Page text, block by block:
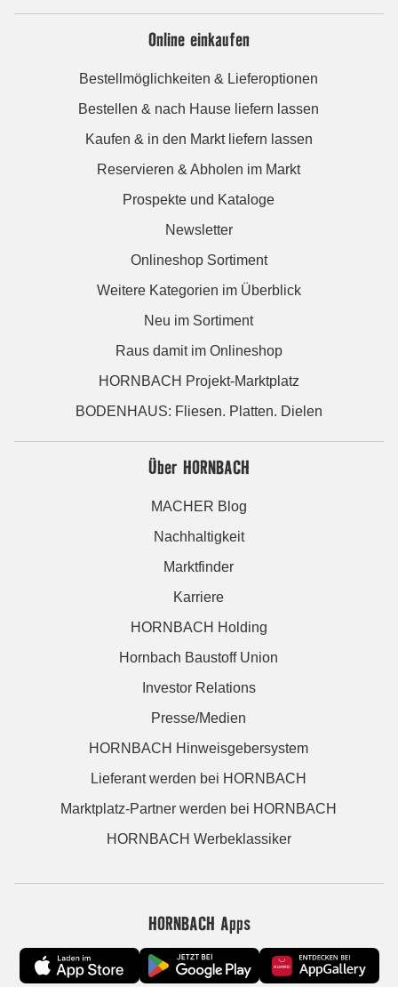
Online einkaufen
Bestellmöglichkeiten & Lieferoptionen
Bestellen & nach Hause liefern lassen
Kaufen & in den Markt liefern lassen
Reservieren & Abholen im Markt
Prospekte und Kataloge
Newsletter
Onlineshop Sortiment
Weitere Kategorien im Überblick
Neu im Sortiment
Raus damit im Onlineshop
HORNBACH Projekt-Marktplatz
BODENHAUS: Fliesen. Platten. Dielen
Über HORNBACH
MACHER Blog
Nachhaltigkeit
Marktfinder
Karriere
HORNBACH Holding
Hornbach Baustoff Union
Investor Relations
Presse/Medien
HORNBACH Hinweisgebersystem
Lieferant werden bei HORNBACH
Marktplatz-Partner werden bei HORNBACH
HORNBACH Werbeklassiker
HORNBACH Apps